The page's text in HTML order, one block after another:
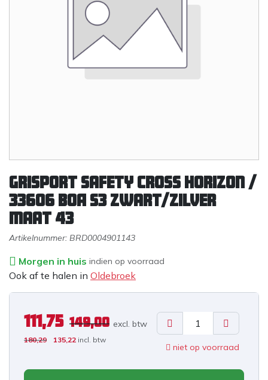
Grisport Safety Cross Horizon /
33606 BOA S3 Zwart/Zilver
maat 43
Artikelnummer: BRD0004901143
Morgen in huis indien op voorraad
Ook af te halen in Oldebroek
111,75 149,00 excl. btw
180,29 135,22 incl. btw
niet op voorraad